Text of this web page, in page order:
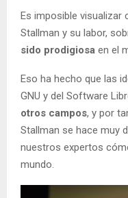
Es imposible visualizar
Stallman y su labor,
sido prodigiosa en el
Eso ha hecho que las
GNU y del Software
otros campos, y por
Stallman se hace muy
nuestros expertos
mundo.